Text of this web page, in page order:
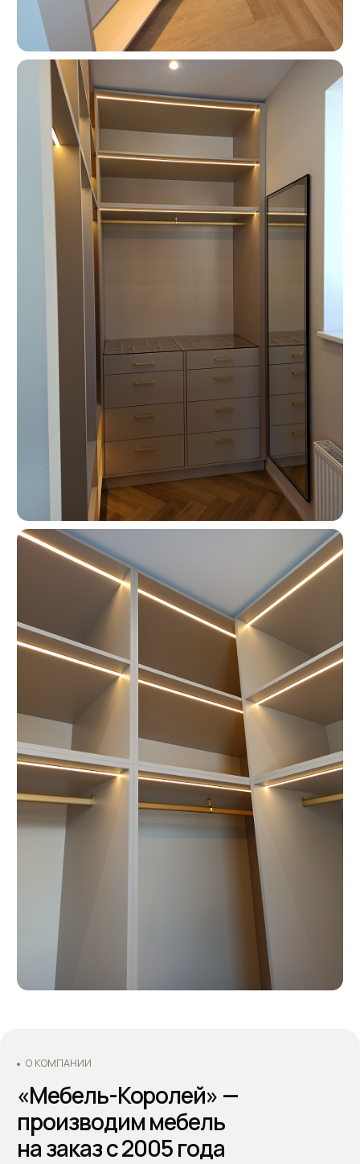
«Мебель-Королей» —
производим мебель
на заказ с 2005 года
Мы — семейная компания «Мебель-Королей»!
С 2005 года производим мебель на заказ в Москве,
контролируя весь процесс — от проекта
до установки. За годы работы реализовали сотни
проектов, поэтому точно понимаем, как сделать
мебель, которая будет удобной в использовании
и прослужит долгие годы. Подходим к задаче
системно: учитываем планировку, потребности
и бюджет клиента. Перед запуском показываем
проект и фиксируем стоимость — вы заранее
понимаете результат и не сталкиваетесь
с неожиданными расходами.
Оформляйте заказ по телефону: +7 (495) 744 74 20.
Наши специалисты проконсультируют Вас по всем
интересующим вопросам, а также помогут
составить дизайн-проект и подобрать все
необходимые материалы для будущей кухни.
Основатели - Всеволод и Татьяна Король